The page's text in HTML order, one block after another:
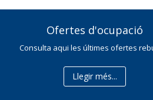
Ofertes d'ocupació
Consulta aqui les últimes ofertes
Llegir més...